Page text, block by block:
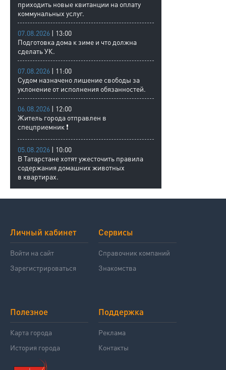
приходить новые квитанции на оплату
коммунальных услуг.
07.08.2026 | 13:00
Подготовка дома к зиме и что должна
сделать УК.
07.08.2026 | 11:00
Судом назначено лишение свободы за
уклонение от исполнения обязанностей.
06.08.2026 | 12:00
Житель города отправлен в
спецприемник ❗
05.08.2026 | 10:00
В Татарстане хотят ужесточить правила
содержания домашних животных
в квартирах.
Личный кабинет
Войти на сайт
Зарегистрироваться
Сервисы
Справочник компаний
Знакомства
Полезное
Карта города
История города
Поддержка
Реклама
Контакты